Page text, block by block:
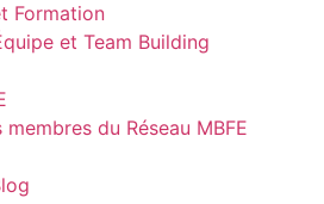
Formation
et Team Building
du Réseau MBFE